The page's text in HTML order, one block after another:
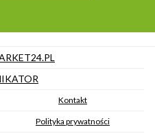
Kontakt
Polityka prywatności